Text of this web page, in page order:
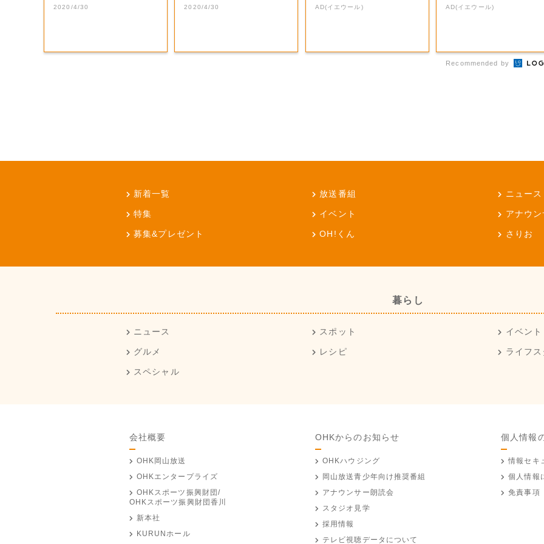
れ。
2020/4/30 2020/4/30 AD(イエウール) AD(イエウール)
Recommended by
新着一覧 放送番組 ニュース
特集 イベント アナウ
募集&プレゼント OH!くん さりお
暮らし
ニュース スポット イベント
グルメ レシピ ライフ
スペシャル
会社概要
OHK岡山放送
OHKエンタープライズ
OHKスポーツ振興財団/
OHKスポーツ振興財団香川
新本社
KURUNホール
OHKからのお知らせ
OHKハウジング
岡山放送青少年向け推奨番組
アナウンサー朗読会
スタジオ見学
採用情報
テレビ視聴データについて
個人情報
情報セキ
個人情報
免責事項